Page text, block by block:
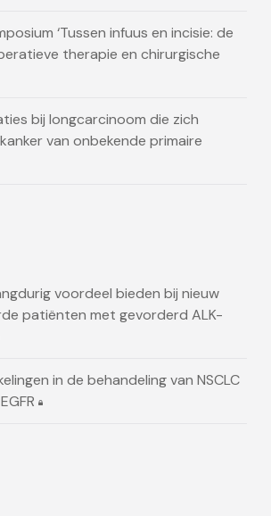
‘Tussen infuus en incisie: de
therapie en chirurgische
bij longcarcinoom die zich
van onbekende primaire
voordeel bieden bij nieuw
patiënten met gevorderd ALK-
in de behandeling van NSCLC